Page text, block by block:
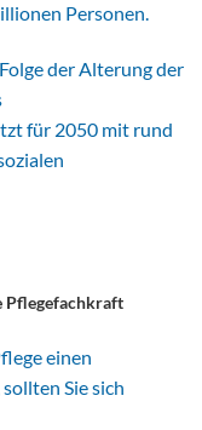
Personen.
der Alterung der
für 2050 mit rund
Pflegefachkraft
einen
Sie sich